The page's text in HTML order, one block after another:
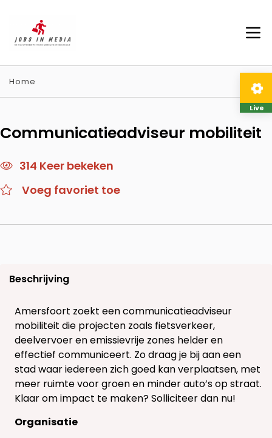
Home
Communicatieadviseur mobiliteit
314 Keer bekeken
Voeg favoriet toe
Beschrijving
Amersfoort zoekt een communicatieadviseur
mobiliteit die projecten zoals fietsverkeer,
deelvervoer en emissievrije zones helder en
effectief communiceert. Zo draag je bij aan een
stad waar iedereen zich goed kan verplaatsen, met
meer ruimte voor groen en minder auto’s op straat.
Klaar om impact te maken? Solliciteer dan nu!
Organisatie
Live